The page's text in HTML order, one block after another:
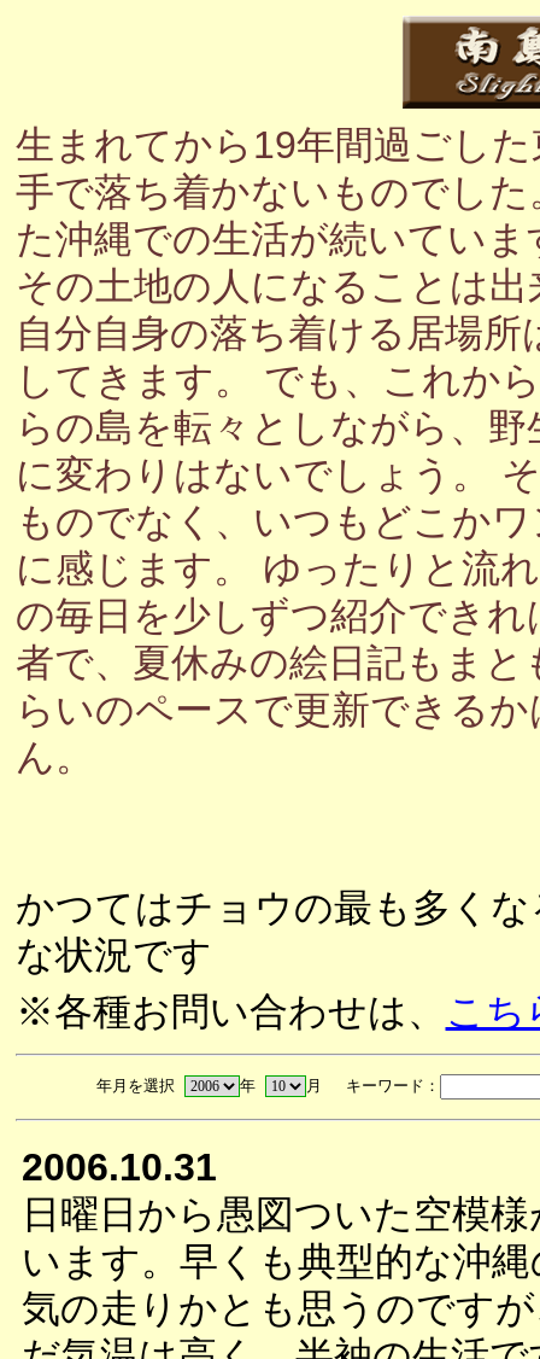
生まれてから19年間過ごし
手で落ち着かないものでし
た沖縄での生活が続いてい
その土地の人になることは
自分自身の落ち着ける居場
してきます。 でも、これか
らの島を転々としながら、
に変わりはないでしょう。
ものでなく、いつもどこか
に感じます。 ゆったりと流
の毎日を少しずつ紹介でき
者で、夏休みの絵日記もま
らいのペースで更新できる
ん。
かつてはチョウの最も多く
な状況です
※各種お問い合わせは、 こち
年月を選択 年 月 キーワード：
2006.10.31
日曜日から愚図ついた空模
います。早くも典型的な沖
気の走りかとも思うのです